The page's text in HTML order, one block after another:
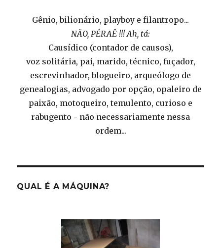
Gênio, bilionário, playboy e filantropo...
NÃO, PÉRAÊ !!! Ah, tá:
Causídico (contador de causos),
voz solitária, pai, marido, técnico, fuçador,
escrevinhador, blogueiro, arqueólogo de
genealogias, advogado por opção, opaleiro de
paixão, motoqueiro, temulento, curioso e
rabugento - não necessariamente nessa
ordem...
QUAL É A MÁQUINA?